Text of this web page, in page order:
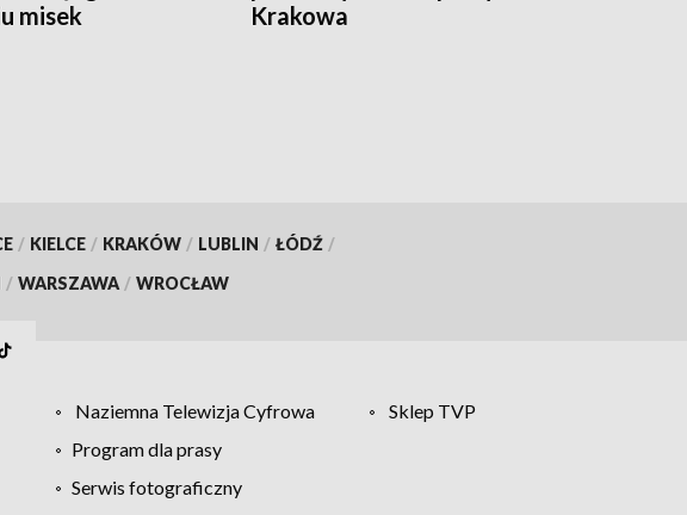
misek
Krakowa
/ KIELCE / KRAKÓW / LUBLIN / ŁÓDŹ /
/ WARSZAWA / WROCŁAW
Naziemna Telewizja Cyfrowa
Sklep TVP
Program dla prasy
Serwis fotograficzny